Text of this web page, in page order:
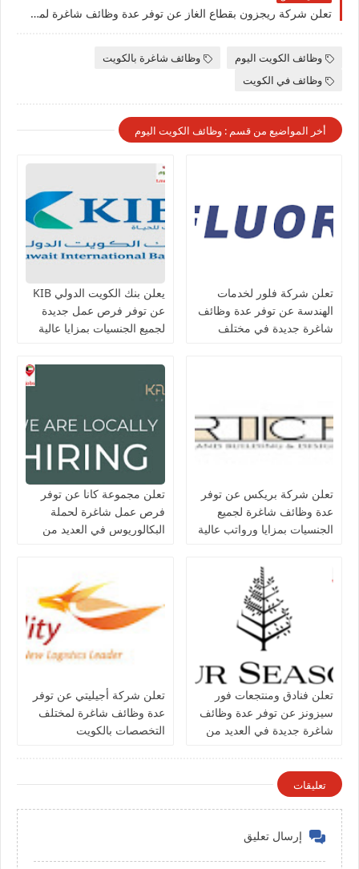
تعلن شركة ريجزون بقطاع الغاز عن توفر عدة وظائف شاغرة لمختلف التخصصات للرجال والنساء برواتب تصل الي 1,000 ديناركويتي
وظائف الكويت اليوم
وظائف شاغرة بالكويت
وظائف في الكويت
أخر المواضيع من قسم : وظائف الكويت اليوم
تعلن شركة فلور لخدمات
الهندسة عن توفر عدة وظائف
شاغرة جديدة في مختلف
يعلن بنك الكويت الدولي KIB
عن توفر فرص عمل جديدة
لجميع الجنسيات بمزايا عالية
تعلن شركة بريكس عن توفر
عدة وظائف شاغرة لجميع
الجنسيات بمزايا ورواتب عالية
تعلن مجموعة كانا عن توفر
فرص عمل شاغرة لحملة
البكالوريوس في العديد من
تعلن فنادق ومنتجعات فور
سيزونز‏ عن توفر عدة وظائف
شاغرة جديدة في العديد من
تعلن شركة أجيليتي عن توفر
عدة وظائف شاغرة لمختلف
التخصصات بالكويت
تعليقات
إرسال تعليق